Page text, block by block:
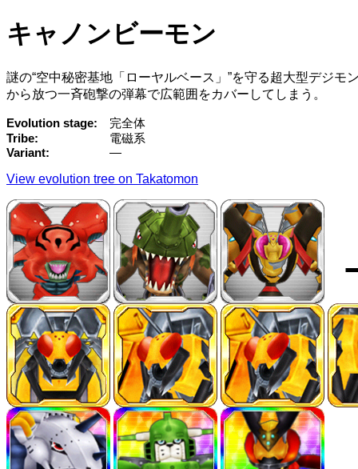
キャノンビーモン
謎の“空中秘密基地「ローヤルベース」”を守る超大型デジ
から放つ一斉砲撃の弾幕で広範囲をカバーしてしまう。
Evolution stage
完全体
Tribe
電磁系
Variant
—
View evolution tree on Takatomon